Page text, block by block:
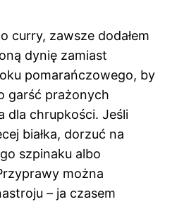
curry, zawsze dodałem
dynię zamiast
pomarańczowego, by
garść prażonych
dla chrupkości. Jeśli
białka, dorzuć na
szpinaku albo
można
– ja czasem